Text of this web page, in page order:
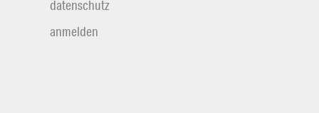
datenschutz
anmelden